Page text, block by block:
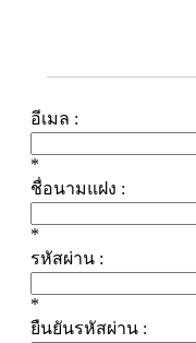
อีเมล :
*
ชื่อนามแฝง :
*
รหัสผ่าน :
*
ยืนยันรหัสผ่าน :